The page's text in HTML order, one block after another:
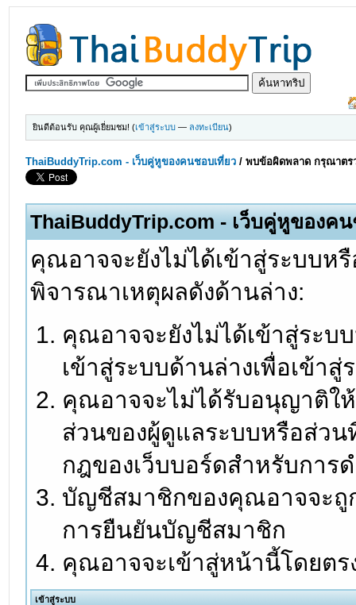
ยินดีต้อนรับ คุณผู้เยี่ยมชม! (เข้าสู่ระบบ — ลงทะเบียน)
ThaiBuddyTrip.com - เว็บคู่หูของคนชอบเที่ยว /พบข้อผิดพลาด กรุณาตร
ThaiBuddyTrip.com - เว็บคู่หูของค
คุณอาจจะยังไม่ได้เข้าสู่ระบบ
พิจารณาเหตุผลดังด้านล่าง:
คุณอาจจะยังไม่ได้เข้าสู่ระบ
เข้าสู่ระบบด้านล่างเพื่อเข้า
คุณอาจจะไม่ได้รับอนุญาติใ
ส่วนของผู้ดูแลระบบหรือส่ว
กฎของเว็บบอร์ดสำหรับการ
บัญชีสมาชิกของคุณอาจจะถู
การยืนยันบัญชีสมาชิก
คุณอาจจะเข้าสู่หน้านี้โดยต
เข้าสู่ระบบ